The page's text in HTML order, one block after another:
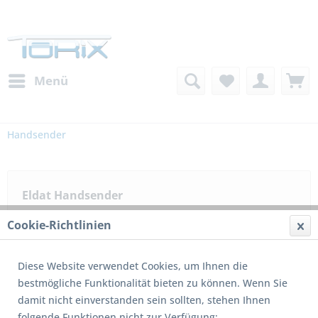
Menü
Handsender
Eldat Handsender
Dieser Produkt wird nicht mehr produziert bzw. ist nicht mehr
lieferbar!
Cookie-Richtlinien
Diese Website verwendet Cookies, um Ihnen die
bestmögliche Funktionalität bieten zu können. Wenn Sie
damit nicht einverstanden sein sollten, stehen Ihnen